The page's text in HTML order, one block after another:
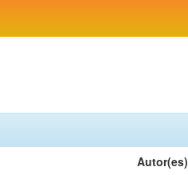
Autor(es)